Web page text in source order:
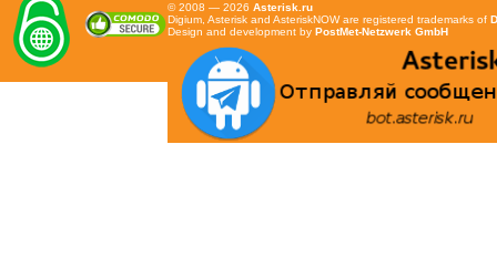
© 2008 — 2026 Asterisk.ru
Digium, Asterisk and AsteriskNOW are registered trademarks of
Design and development by PostMet-Netzwerk GmbH